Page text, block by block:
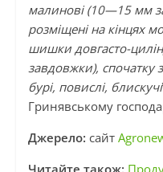
малинові (10—15 мм
розміщені на кінцях
шишки довгасто-
завдовжки), спочатку
бурі, повислі, блискучі
Гринявському
Джерело: сайт